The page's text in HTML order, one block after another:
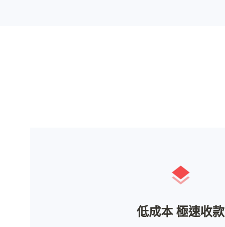
低成本 極速收款